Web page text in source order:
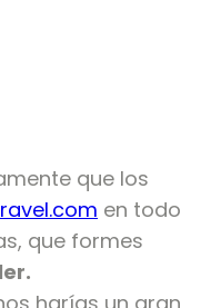
que los
en todo
que formes